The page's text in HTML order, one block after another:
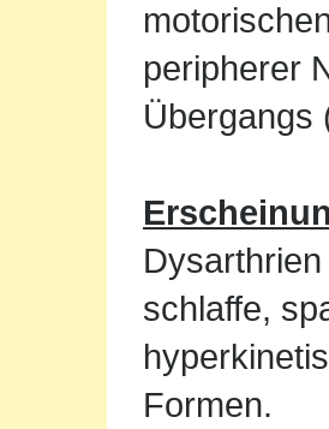
peripherer
Übergangs
schlaffe,
Formen.